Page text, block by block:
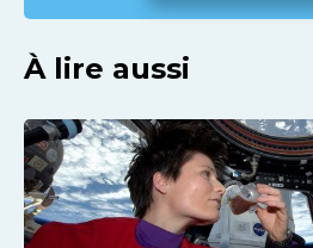
À lire aussi